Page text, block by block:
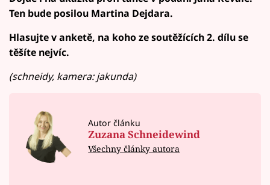
Ten bude posilou Martina Dejdara.
Hlasujte v anketě, na koho ze soutěžících 2. dílu se
těšíte nejvíc.
(schneidy, kamera: jakunda)
Autor článku
Zuzana Schneidewind
Všechny články autora